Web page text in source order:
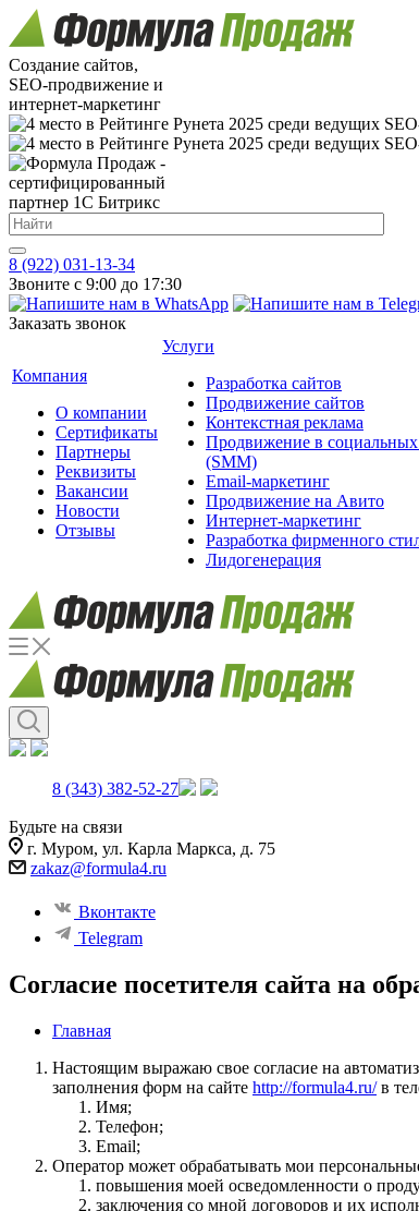
Создание сайтов,
SEO-продвижение и
интернет-маркетинг
8 (922) 031-13-34
Звоните с 9:00 до 17:30
Заказать звонок
Компания
О компании
Сертификаты
Партнеры
Реквизиты
Вакансии
Новости
Отзывы
Услуги
Разработка сайтов
Продвижение сайтов
Контекстная реклама
Продвижение в социальных
(SMM)
Email-маркетинг
Продвижение на Авито
Интернет-маркетинг
Разработка фирменного
Лидогенерация
8 (343) 382-52-27
Будьте на связи
г. Муром, ул. Карла Маркса, д. 75
zakaz@formula4.ru
Вконтакте
Telegram
Согласие посетителя сайта на
Главная
Настоящим выражаю свое согласие на
заполнения форм на сайте http://formula4.ru/в
Имя;
Телефон;
Email;
Оператор может обрабатывать мои
повышения моей осведомленности о
заключения со мной договоров и их